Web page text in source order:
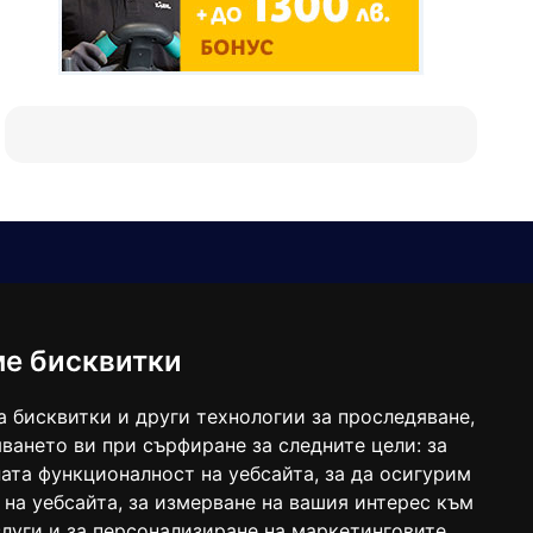
бисквитки
бисквитки и други технологии за проследяване,
ви при сърфиране за следните цели: за
функционалност на уебсайта, за да осигурим
уебсайта, за измерване на вашия интерес към
balgarkanews@gmail.com